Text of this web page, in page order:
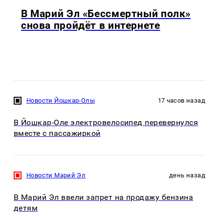
В Марий Эл «Бессмертный полк»
снова пройдёт в интернете
Новости Йошкар-Олы 17 часов назад
В Йошкар-Оле электровелосипед перевернулся
вместе с пассажиркой
Новости Марий Эл день назад
В Марий Эл ввели запрет на продажу бензина
детям